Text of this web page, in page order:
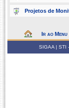
Projetos de
Ir ao Menu
SIGAA | STI